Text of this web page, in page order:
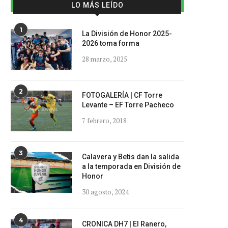
LO MÁS LEÍDO
1
La División de Honor 2025-
2026 toma forma
28 marzo, 2025
2
FOTOGALERÍA | CF Torre
Levante – EF Torre Pacheco
7 febrero, 2018
3
Calavera y Betis dan la salida
a la temporada en División de
Honor
30 agosto, 2024
4 CRONICA DH7 | El Ranero,